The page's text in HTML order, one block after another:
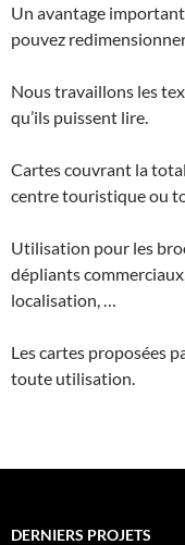
Un avantage
pouvez
Nous travaillons les
qu’ils puissent lire.
Cartes couvrant la
centre touristique ou
Utilisation pour les
dépliants
localisation, …
Les cartes proposées
toute utilisation.
DERNIERS PROJETS